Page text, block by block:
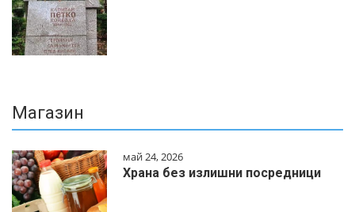
Магазин
май 24, 2026
Храна без излишни посредници